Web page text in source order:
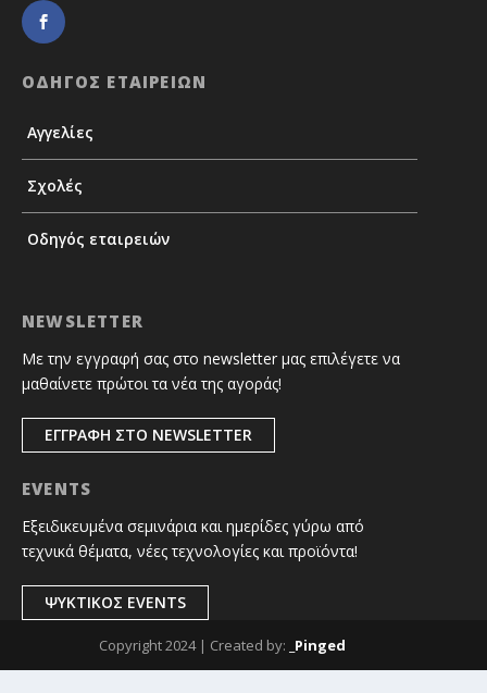
ΟΔΗΓΟΣ ΕΤΑΙΡΕΙΩΝ
Αγγελίες
Σχολές
Οδηγός εταιρειών
NEWSLETTER
Με την εγγραφή σας στο newsletter μας επιλέγετε να
μαθαίνετε πρώτοι τα νέα της αγοράς!
ΕΓΓΡΑΦΗ ΣΤΟ NEWSLETTER
EVENTS
Εξειδικευμένα σεμινάρια και ημερίδες γύρω από
τεχνικά θέματα, νέες τεχνολογίες και προϊόντα!
ΨΥΚΤΙΚΟΣ EVENTS
Copyright 2024 | Created by: _Pinged